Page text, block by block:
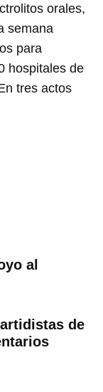
orales,
semana
para
hospitales de
tres actos
al
de